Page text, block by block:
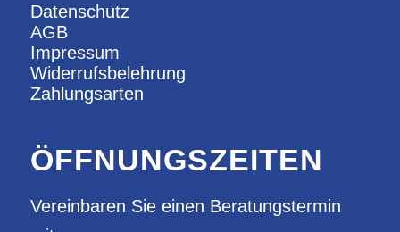
Datenschutz
AGB
Impressum
Widerrufsbelehrung
Zahlungsarten
ÖFFNUNGSZEITEN
Vereinbaren Sie einen Beratungstermin